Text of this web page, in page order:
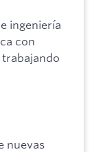
ingeniería
con
nuevas